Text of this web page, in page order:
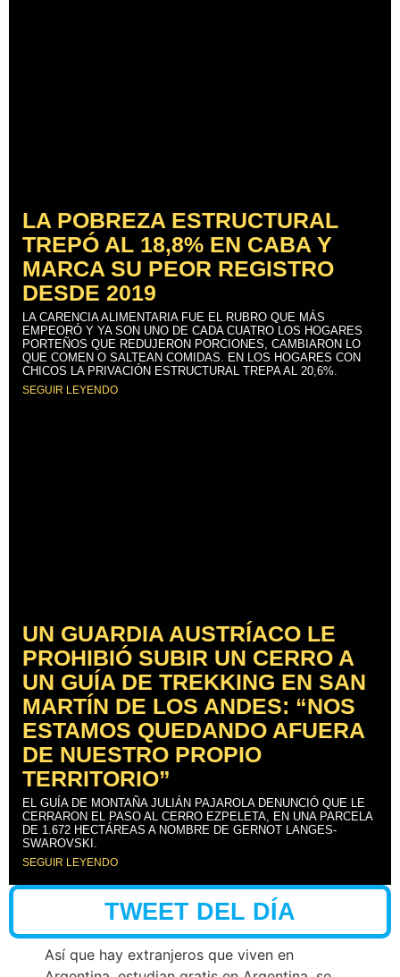
LA POBREZA ESTRUCTURAL
TREPÓ AL 18,8% EN CABA Y
MARCA SU PEOR REGISTRO
DESDE 2019
LA CARENCIA ALIMENTARIA FUE EL RUBRO QUE MÁS
EMPEORÓ Y YA SON UNO DE CADA CUATRO LOS HOGARES
PORTEÑOS QUE REDUJERON PORCIONES, CAMBIARON LO
QUE COMEN O SALTEAN COMIDAS. EN LOS HOGARES CON
CHICOS LA PRIVACIÓN ESTRUCTURAL TREPA AL 20,6%.
SEGUIR LEYENDO
UN GUARDIA AUSTRÍACO LE
PROHIBIÓ SUBIR UN CERRO A
UN GUÍA DE TREKKING EN SAN
MARTÍN DE LOS ANDES: “NOS
ESTAMOS QUEDANDO AFUERA
DE NUESTRO PROPIO
TERRITORIO”
EL GUÍA DE MONTAÑA JULIÁN PAJAROLA DENUNCIÓ QUE LE
CERRARON EL PASO AL CERRO EZPELETA, EN UNA PARCELA
DE 1.672 HECTÁREAS A NOMBRE DE GERNOT LANGES-
SWAROVSKI.
SEGUIR LEYENDO
TWEET DEL DÍA
Así que hay extranjeros que viven en